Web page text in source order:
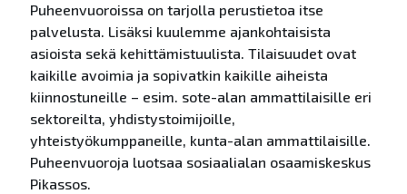
Puheenvuoroissa on tarjolla perustietoa itse
palvelusta. Lisäksi kuulemme ajankohtaisista
asioista sekä kehittämistuulista. Tilaisuudet ovat
kaikille avoimia ja sopivatkin kaikille aiheista
kiinnostuneille – esim. sote-alan ammattilaisille eri
sektoreilta, yhdistystoimijoille,
yhteistyökumppaneille, kunta-alan ammattilaisille.
Puheenvuoroja luotsaa sosiaalialan osaamiskeskus
Pikassos.